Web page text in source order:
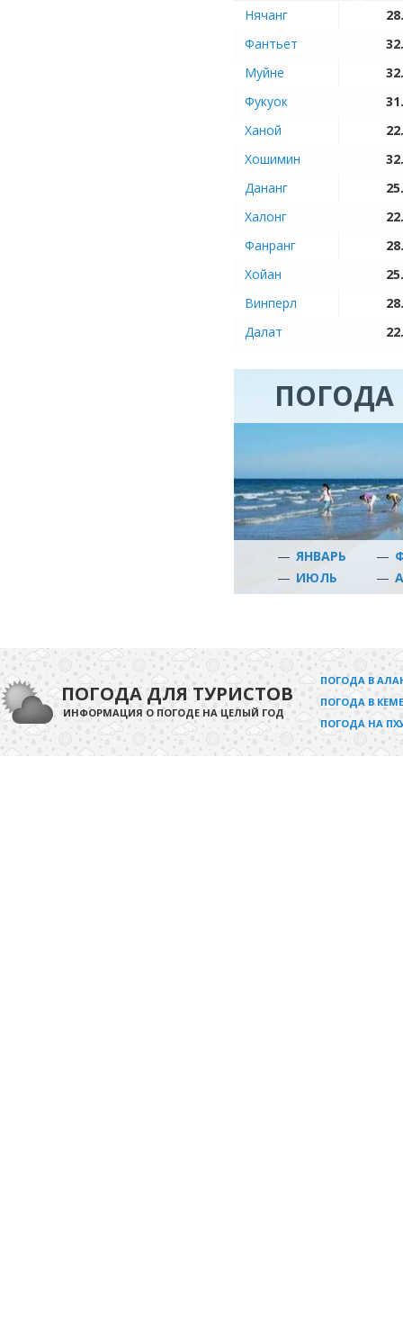
Нячанг
Фантьет
Муйне
Фукуок
Ханой
Хошимин
Дананг
Халонг
Фанранг
Хойан
Винперл
Далат
ПОГОДА
— ЯНВАРЬ —
— ИЮЛЬ —
ПОГОДА ДЛЯ ТУРИСТОВ
ИНФОРМАЦИЯ О ПОГОДЕ НА ЦЕЛЫЙ ГОД
ПОГОДА В
ПОГОДА В
ПОГОДА НА